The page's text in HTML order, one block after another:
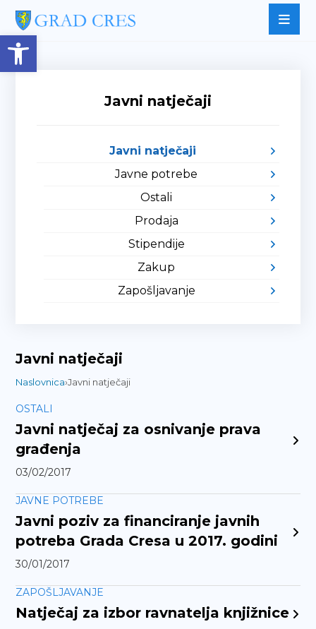
Open toolbar
Javni natječaji
Javni natječaji
Javne potrebe
Ostali
Prodaja
Stipendije
Zakup
Zapošljavanje
Javni natječaji
Naslovnica›Javni natječaji
OSTALI
Javni natječaj za osnivanje prava
građenja
03/02/2017
JAVNE POTREBE
Javni poziv za financiranje javnih
potreba Grada Cresa u 2017. godini
30/01/2017
ZAPOŠLJAVANJE
Natječaj za izbor ravnatelja knjižnice